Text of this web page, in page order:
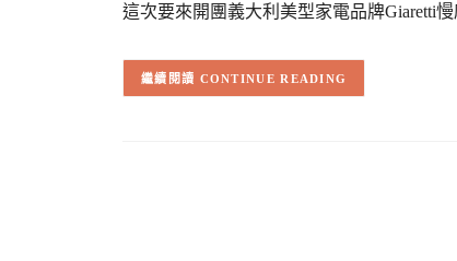
這次要來開團義大利美型家電品牌Giaretti
CONTINUE READING